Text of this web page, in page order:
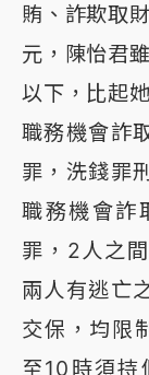
賄、詐欺取
元，陳怡君
以下，比起
職務機會詐
罪，洗錢罪
職務機會詐
罪，2人之
兩人有逃亡
交保，均限
至10時須持